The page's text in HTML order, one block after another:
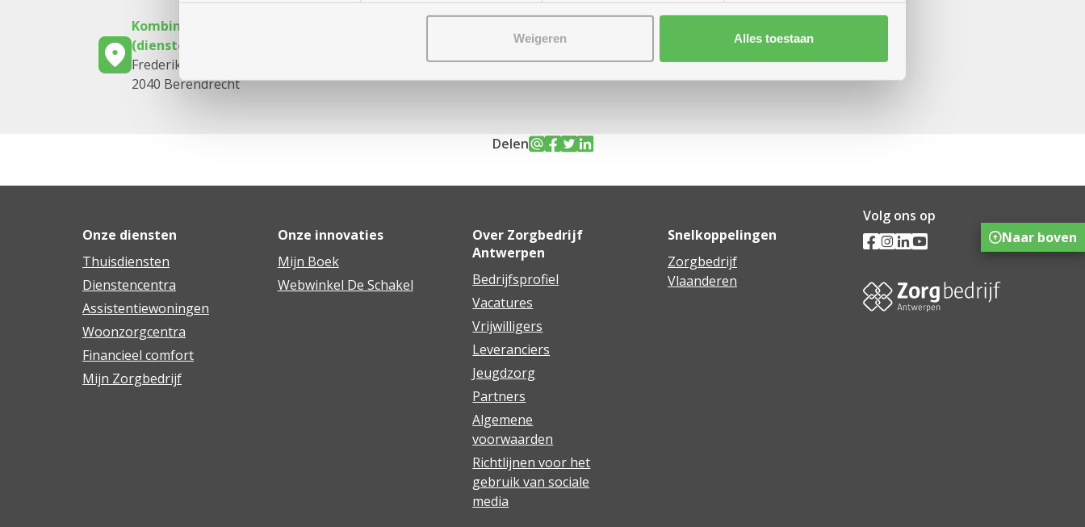
Weigeren Alles toestaan
Kombine Molengeest
(dienstencentrum)
Frederik Hendrikstraat 53
2040 Berendrecht
Delen
Onze diensten
Thuisdiensten
Dienstencentra
Assistentiewoningen
Woonzorgcentra
Financieel comfort
Mijn Zorgbedrijf
Onze innovaties
Mijn Boek
Webwinkel De Schakel
Over Zorgbedrijf
Antwerpen
Bedrijfsprofiel
Vacatures
Vrijwilligers
Leveranciers
Jeugdzorg
Partners
Algemene
voorwaarden
Richtlijnen voor het
gebruik van sociale
media
Snelkoppelingen
Zorgbedrijf
Vlaanderen
Volg ons op
Naar boven